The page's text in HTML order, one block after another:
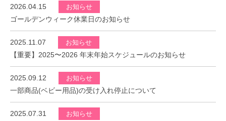
2026.04.15 お知らせ
ゴールデンウィーク休業日のお知らせ
2025.11.07 お知らせ
【重要】2025〜2026 年末年始スケジュールのお知らせ
2025.09.12 お知らせ
一部商品(ベビー用品)の受け入れ停止について
2025.07.31 お知らせ